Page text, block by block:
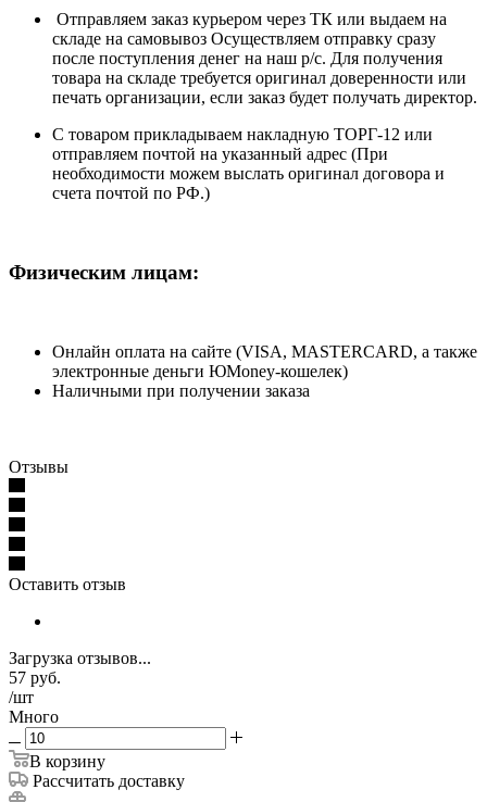
Отправляем заказ курьером через ТК или выдаем на
складе на самовывоз Осуществляем отправку сразу
после поступления денег на наш р/c. Для получения
товара на складе требуется оригинал доверенности или
печать организации, если заказ будет получать директор.
С товаром прикладываем накладную ТОРГ-12 или
отправляем почтой на указанный адрес (При
необходимости можем выслать оригинал договора и
счета почтой по РФ.)
Физическим лицам:
Онлайн оплата на сайте (VISA, MASTERCARD, а также
электронные деньги ЮMoney-кошелек)
Наличными при получении заказа
Отзывы
Оставить отзыв
Загрузка отзывов...
57 руб.
/шт
Много
В корзину
Рассчитать доставку